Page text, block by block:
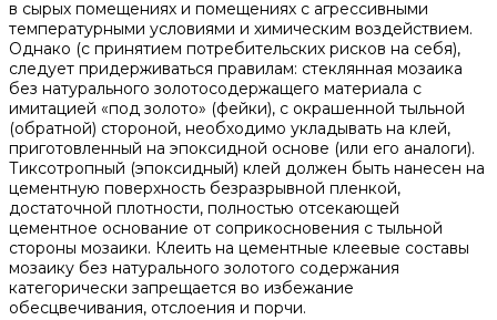
в сырых помещениях и помещениях с агрессивными
температурными условиями и химическим воздействием.
Однако (с принятием потребительских рисков на себя),
следует придерживаться правилам: стеклянная мозаика
без натурального золотосодержащего материала с
имитацией «под золото» (фейки), с окрашенной тыльной
(обратной) стороной, необходимо укладывать на клей,
приготовленный на эпоксидной основе (или его аналоги).
Тиксотропный (эпоксидный) клей должен быть нанесен на
цементную поверхность безразрывной пленкой,
достаточной плотности, полностью отсекающей
цементное основание от соприкосновения с тыльной
стороны мозаики. Клеить на цементные клеевые составы
мозаику без натурального золотого содержания
категорически запрещается во избежание
обесцвечивания, отслоения и порчи.